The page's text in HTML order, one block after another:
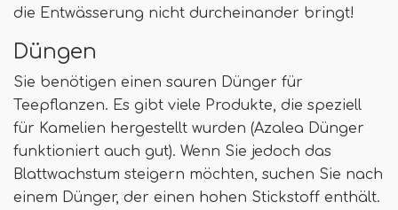
die Entwässerung nicht durcheinander bringt!
Düngen
Sie benötigen einen sauren Dünger für
Teepflanzen. Es gibt viele Produkte, die speziell
für Kamelien hergestellt wurden (Azalea Dünger
funktioniert auch gut). Wenn Sie jedoch das
Blattwachstum steigern möchten, suchen Sie nach
einem Dünger, der einen hohen Stickstoff enthält.